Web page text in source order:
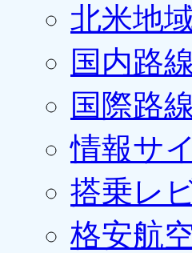
北米地
国内路
国際路
情報サ
搭乗レ
格安航